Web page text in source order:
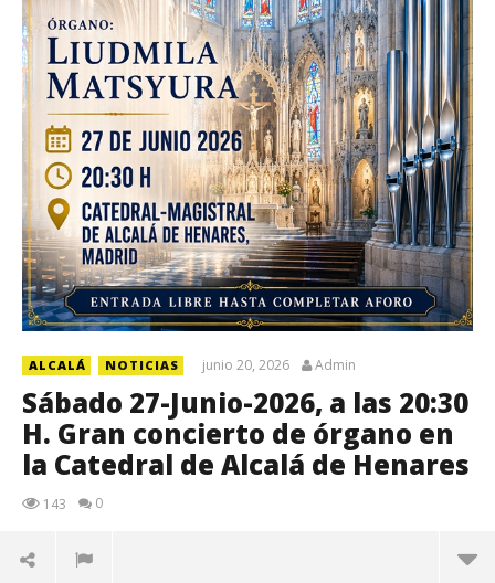
ALCALÁ NOTICIAS junio 20, 2026 Admin
Sábado 27-Junio-2026, a las 20:30
H. Gran concierto de órgano en
la Catedral de Alcalá de Henares
143 0